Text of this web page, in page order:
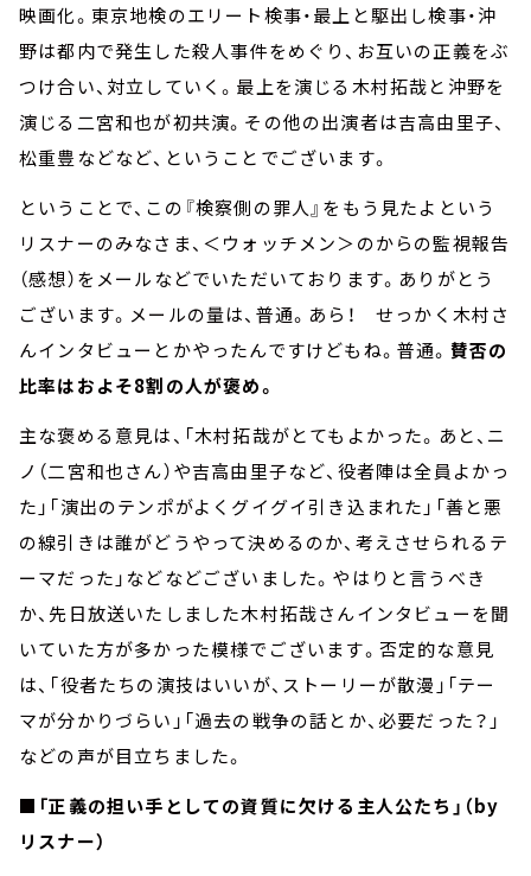
映画化。東京地検のエリート検事・最上と駆出し検事・沖
野は都内で発生した殺人事件をめぐり、お互いの正義をぶ
つけ合い、対立していく。最上を演じる木村拓哉と沖野を
演じる二宮和也が初共演。その他の出演者は吉高由里子、
松重豊などなど、ということでございます。
ということで、この『検察側の罪人』をもう見たよという
リスナーのみなさま、＜ウォッチメン＞のからの監視報告
（感想）をメールなどでいただいております。ありがとう
ございます。メールの量は、普通。あら！ せっかく木村さ
んインタビューとかやったんですけどもね。普通。 賛否の
比率はおよそ8割の人が褒め。
主な褒める意見は、「木村拓哉がとてもよかった。あと、ニ
ノ（二宮和也さん）や吉高由里子など、役者陣は全員よかっ
た」「演出のテンポがよくグイグイ引き込まれた」「善と悪
の線引きは誰がどうやって決めるのか、考えさせられるテ
ーマだった」などなどございました。やはりと言うべき
か、先日放送いたしました木村拓哉さんインタビューを聞
いていた方が多かった模様でございます。否定的な意見
は、「役者たちの演技はいいが、ストーリーが散漫」「テー
マが分かりづらい」「過去の戦争の話とか、必要だった？」
などの声が目立ちました。
■「正義の担い手としての資質に欠ける主人公たち」（by
リスナー）